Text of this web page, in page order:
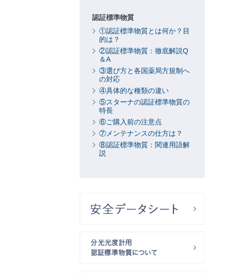
認証標準物質
①認証標準物質とは何か？目
的は？
②認証標準物質：徹底解説Q
＆A
③選び方と各国薬局方規制へ
の対応
④具体的な種類の違い
⑤スターナの認証標準物質の
特長
⑥ご購入前の注意点
⑦メンテナンスの仕方は？
⑧認証標準物質：関連用語解
説